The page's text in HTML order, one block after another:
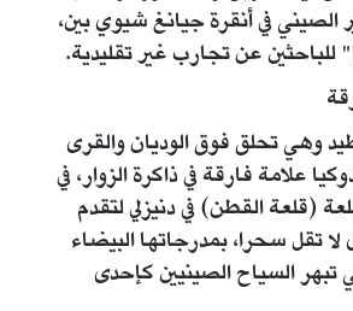
في أنقرة جيانغ شيوي بين،
عن تجارب غير تقليدية.
وهي تحلق فوق الوديان والقرى
علامة فارقة في ذاكرة الزوار، في
(قلعة القطن) في دنيزلي لتقدم
تقل سحرا، بمدرجاتها البيضاء
تبهر السياح الصينيين كإحدى